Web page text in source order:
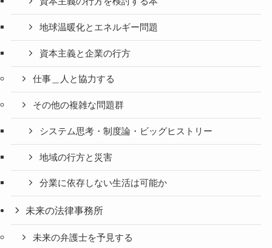
地球温暖化とエネルギー問題
資本主義と企業の行方
仕事＿人と協力する
その他の複雑な問題群
システム思考・制度論・ビッグヒストリー
地域の行方と災害
分業に依存しない生活は可能か
未来の法律事務所
未来の弁護士を予見する